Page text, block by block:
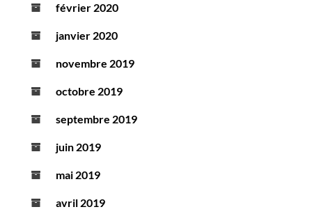
février 2020
janvier 2020
novembre 2019
octobre 2019
septembre 2019
juin 2019
mai 2019
avril 2019